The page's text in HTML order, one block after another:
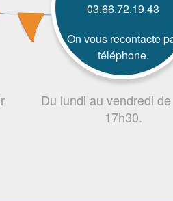
03.66.72.19.43
On vous recontacte
téléphone.
Du lundi au vendredi
17h30.